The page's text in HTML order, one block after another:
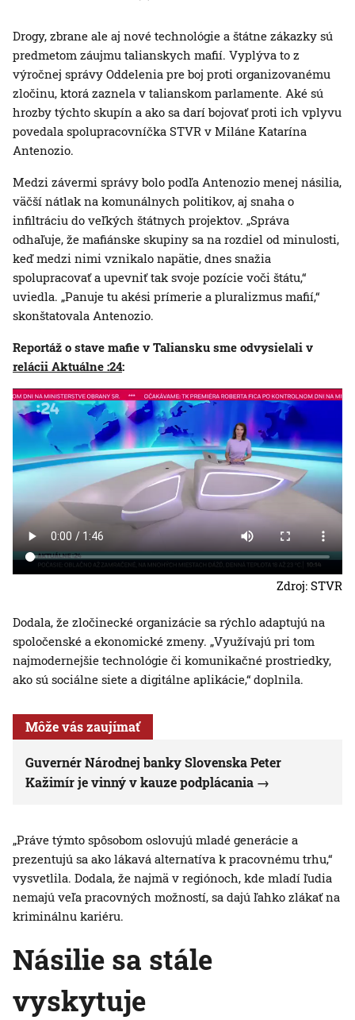
Drogy, zbrane ale aj nové technológie a štátne zákazky sú
predmetom záujmu talianskych mafií. Vyplýva to z
výročnej správy Oddelenia pre boj proti organizovanému
zločinu, ktorá zaznela v talianskom parlamente. Aké sú
hrozby týchto skupín a ako sa darí bojovať proti ich vplyvu
povedala spolupracovníčka STVR v Miláne Katarína
Antenozio.
Medzi závermi správy bolo podľa Antenozio menej násilia,
väčší nátlak na komunálnych politikov, aj snaha o
infiltráciu do veľkých štátnych projektov. „Správa
odhaľuje, že mafiánske skupiny sa na rozdiel od minulosti,
keď medzi nimi vznikalo napätie, dnes snažia
spolupracovať a upevniť tak svoje pozície voči štátu,“
uviedla. „Panuje tu akési prímerie a pluralizmus mafií,“
skonštatovala Antenozio.
Reportáž o stave mafie v Taliansku sme odvysielali v
relácii Aktuálne :24:
Zdroj: STVR
Dodala, že zločinecké organizácie sa rýchlo adaptujú na
spoločenské a ekonomické zmeny. „Využívajú pri tom
najmodernejšie technológie či komunikačné prostriedky,
ako sú sociálne siete a digitálne aplikácie,“ doplnila.
Môže vás zaujímať
Guvernér Národnej banky Slovenska Peter
Kažimír je vinný v kauze podplácania
„Práve týmto spôsobom oslovujú mladé generácie a
prezentujú sa ako lákavá alternatíva k pracovnému trhu,“
vysvetlila. Dodala, že najmä v regiónoch, kde mladí ľudia
nemajú veľa pracovných možností, sa dajú ľahko zlákať na
kriminálnu kariéru.
Násilie sa stále
vyskytuje